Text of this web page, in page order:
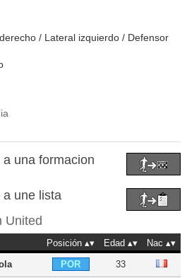
/ Lateral izquierdo / Defensor
una formacion
a une lista
United
Posición Edad
Nac
POR 33